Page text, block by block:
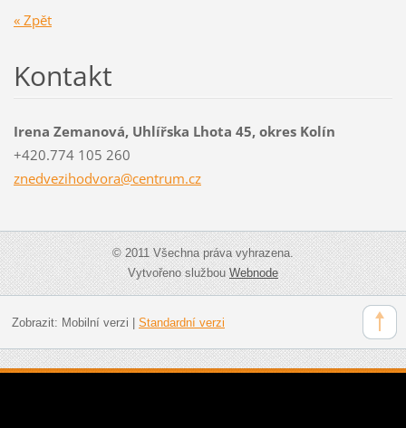
« Zpět
Kontakt
Irena Zemanová, Uhlířska Lhota 45, okres Kolín
+420.774 105 260
znedvezihodvora@centrum.cz
© 2011 Všechna práva vyhrazena.
Vytvořeno službouWebnode
Zobrazit: Mobilní verzi Standardní verzi